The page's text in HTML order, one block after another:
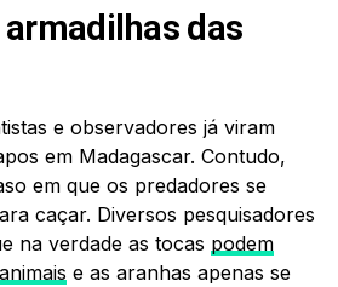
das
e observadores já viram
em Madagascar. Contudo,
em que os predadores se
caçar. Diversos pesquisadores
na verdade as tocas podem
e as aranhas apenas se